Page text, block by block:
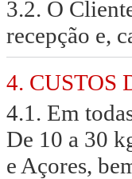
3.2. O
recepção e,
4. CUSTOS
4.1. Em
De 10 a 30
e Açores,